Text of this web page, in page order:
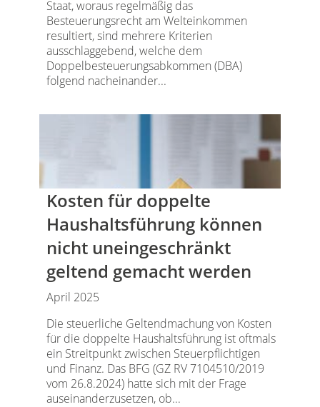
Staat, woraus regelmäßig das
Besteuerungsrecht am Welteinkommen
resultiert, sind mehrere Kriterien
ausschlaggebend, welche dem
Doppelbesteuerungsabkommen (DBA)
folgend nacheinander...
Kosten für doppelte
Haushaltsführung können
nicht uneingeschränkt
geltend gemacht werden
April 2025
Die steuerliche Geltendmachung von Kosten
für die doppelte Haushaltsführung ist oftmals
ein Streitpunkt zwischen Steuerpflichtigen
und Finanz. Das BFG (GZ RV 7104510/2019
vom 26.8.2024) hatte sich mit der Frage
auseinanderzusetzen, ob...